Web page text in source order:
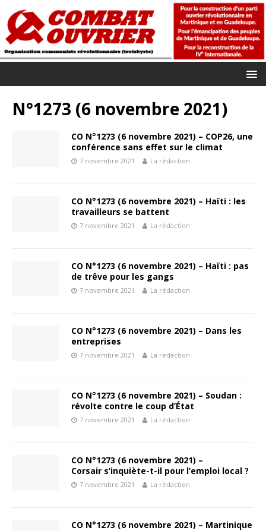
N°1273 (6 novembre 2021)
CO N°1273 (6 novembre 2021) – COP26, une
conférence sans effet sur le climat
7 novembre 2021 La rédaction
CO N°1273 (6 novembre 2021) – Haïti : les
travailleurs se battent
7 novembre 2021 La rédaction
CO N°1273 (6 novembre 2021) – Haïti : pas
de trêve pour les gangs
7 novembre 2021 La rédaction
CO N°1273 (6 novembre 2021) – Dans les
entreprises
7 novembre 2021 La rédaction
CO N°1273 (6 novembre 2021) – Soudan :
révolte contre le coup d’État
7 novembre 2021 La rédaction
CO N°1273 (6 novembre 2021) –
Corsair s’inquiète-t-il pour l’emploi local ?
7 novembre 2021 La rédaction
CO N°1273 (6 novembre 2021) – Martinique